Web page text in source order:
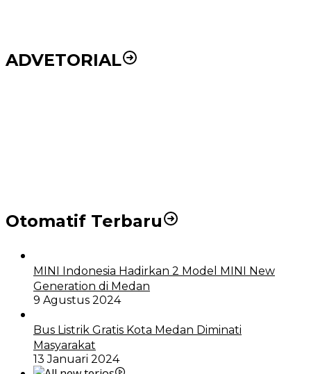
ADVETORIAL
Otomatif Terbaru
MINI Indonesia Hadirkan 2 Model MINI New
Generation di Medan
9 Agustus 2024
Bus Listrik Gratis Kota Medan Diminati
Masyarakat
13 Januari 2024